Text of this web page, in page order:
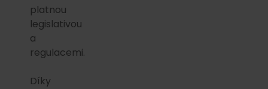
platnou
legislativou
a
regulacemi.
Díky